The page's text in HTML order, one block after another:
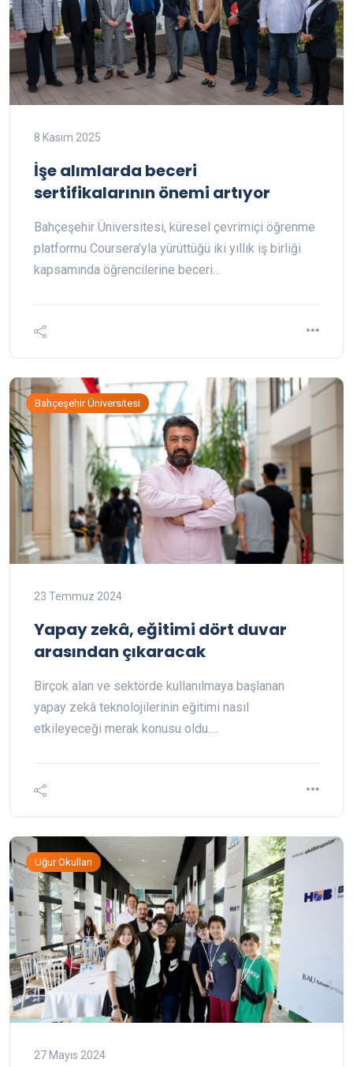
8 Kasım 2025
İşe alımlarda beceri
sertifikalarının önemi artıyor
Bahçeşehir Üniversitesi, küresel çevrimiçi öğrenme
platformu Coursera’yla yürüttüğü iki yıllık iş birliği
kapsamında öğrencilerine beceri…
Bahçeşehir Üniversitesi
23 Temmuz 2024
Yapay zekâ, eğitimi dört duvar
arasından çıkaracak
Birçok alan ve sektörde kullanılmaya başlanan
yapay zekâ teknolojilerinin eğitimi nasıl
etkileyeceği merak konusu oldu.…
Uğur Okulları
27 Mayıs 2024